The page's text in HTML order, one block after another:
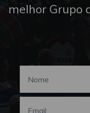
melhor Grupo